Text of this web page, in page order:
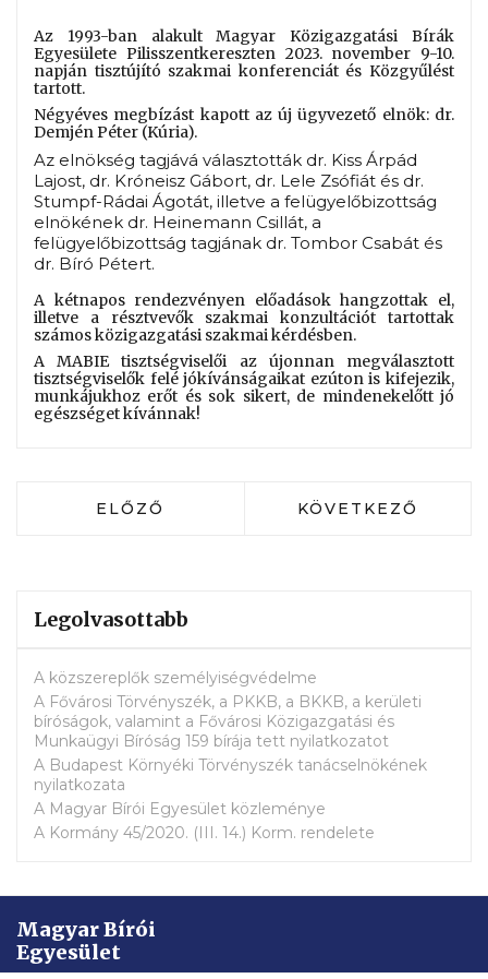
Az 1993-ban alakult Magyar Közigazgatási Bírák
Egyesülete Pilisszentkereszten 2023. november 9-10.
napján tisztújító szakmai konferenciát és Közgyűlést
tartott.
Négyéves megbízást kapott az új ügyvezető elnök: dr.
Demjén Péter (Kúria).
Az elnökség tagjává választották dr. Kiss Árpád
Lajost, dr. Króneisz Gábort, dr. Lele Zsófiát és dr.
Stumpf-Rádai Ágotát, illetve a felügyelőbizottság
elnökének dr. Heinemann Csillát, a
felügyelőbizottság tagjának dr. Tombor Csabát és
dr. Bíró Pétert.
A kétnapos rendezvényen előadások hangzottak el,
illetve a résztvevők szakmai konzultációt tartottak
számos közigazgatási szakmai kérdésben.
A MABIE tisztségviselői az újonnan megválasztott
tisztségviselők felé jókívánságaikat ezúton is kifejezik,
munkájukhoz erőt és sok sikert, de mindenekelőtt jó
egészséget kívánnak!
ELŐZŐ CIKK: V. SÁRKÖZY TAMÁS
ELŐZŐ KÖVETKEZŐ
KÖVETKEZŐ
Legolvasottabb
A közszereplők személyiségvédelme
A Fővárosi Törvényszék, a PKKB, a BKKB, a kerületi
bíróságok, valamint a Fővárosi Közigazgatási és
Munkaügyi Bíróság 159 bírája tett nyilatkozatot
A Budapest Környéki Törvényszék tanácselnökének
nyilatkozata
A Magyar Bírói Egyesület közleménye
A Kormány 45/2020. (III. 14.) Korm. rendelete
Magyar Bírói
Egyesület